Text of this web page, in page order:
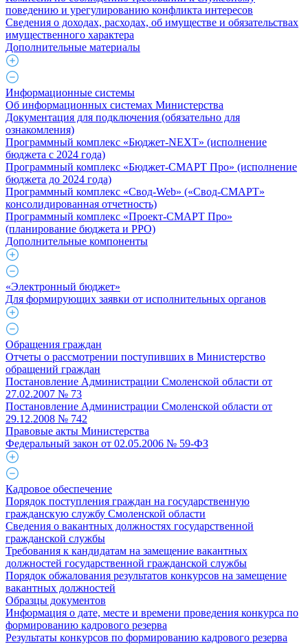
поведению и урегулированию конфликта интересов
Сведения о доходах, расходах, об имуществе и обязательствах
имущественного характера
Дополнительные материалы
Информационные системы
Об информационных системах Министерства
Документация для подключения (обязательно для
ознакомления)
Программный комплекс «Бюджет-NEXT» (исполнение
бюджета с 2024 года)
Программный комплекс «Бюджет-СМАРТ Про» (исполнение
бюджета до 2024 года)
Программный комплекс «Свод-Web» («Свод-СМАРТ»
консолидированная отчетность)
Программный комплекс «Проект-СМАРТ Про»
(планирование бюджета и РРО)
Дополнительные компоненты
«Электронный бюджет»
Для формирующих заявки от исполнительных органов
Обращения граждан
Отчеты о рассмотрении поступивших в Министерство
обращений граждан
Постановление Администрации Смоленской области от
27.02.2007 № 73
Постановление Администрации Смоленской области от
29.12.2008 № 742
Правовые акты Министерства
Федеральный закон от 02.05.2006 № 59-ФЗ
Кадровое обеспечение
Порядок поступления граждан на государственную
гражданскую службу Смоленской области
Сведения о вакантных должностях государственной
гражданской службы
Требования к кандидатам на замещение вакантных
должностей государственной гражданской службы
Порядок обжалования результатов конкурсов на замещение
вакантных должностей
Образцы документов
Информация о дате, месте и времени проведения конкурса по
формированию кадрового резерва
Результаты конкурсов по формированию кадрового резерва